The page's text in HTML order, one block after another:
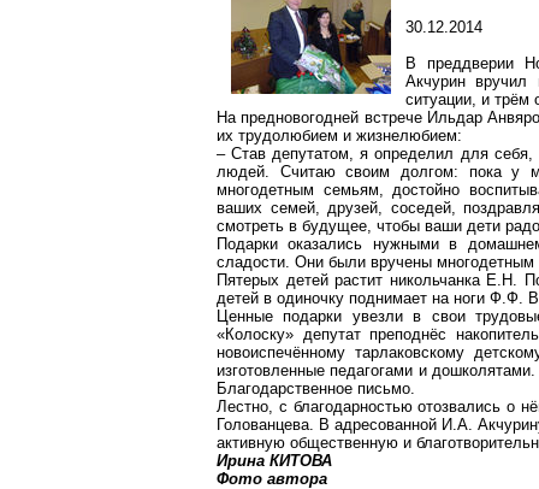
30.12.2014
В преддверии
Акчурин вручил
ситуации, и трём
На предновогодней встрече Ильдар
их трудолюбием и жизнелюбием:
– Став депутатом, я определил для
людей. Считаю своим долгом: пока у
многодетным семьям, достойно
ваших семей, друзей, соседей,
смотреть в будущее, чтобы ваши дети
Подарки оказались нужными в
сладости. Они были вручены
Пятерых детей растит никольчанка Е.Н.
детей в одиночку поднимает на ноги Ф.Ф.
Ценные подарки увезли в свои
«Колоску» депутат преподнёс
новоиспечённому тарлаковскому
изготовленные педагогами и
Благодарственное письмо.
Лестно, с благодарностью отозвались о
Голованцева. В адресованной И.А.
активную общественную и
Ирина КИТОВА
Фото автора